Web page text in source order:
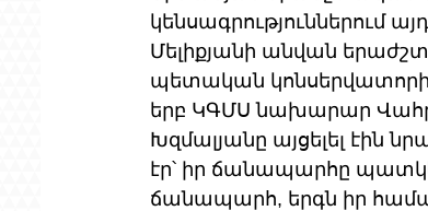
կենսագրություններում
Մելիքյանի անվան
պետական
երբ ԿԳՄՍ նախարար
Խզմալյանը այցելել էին
էր՝ իր ճանապարհը
ճանապարհ, երգն իր